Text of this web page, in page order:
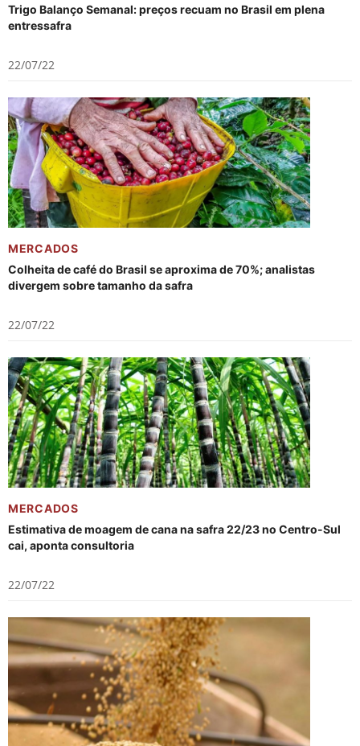
Trigo Balanço Semanal: preços recuam no Brasil em plena
entressafra
22/07/22
MERCADOS
Colheita de café do Brasil se aproxima de 70%; analistas
divergem sobre tamanho da safra
22/07/22
MERCADOS
Estimativa de moagem de cana na safra 22/23 no Centro-Sul
cai, aponta consultoria
22/07/22